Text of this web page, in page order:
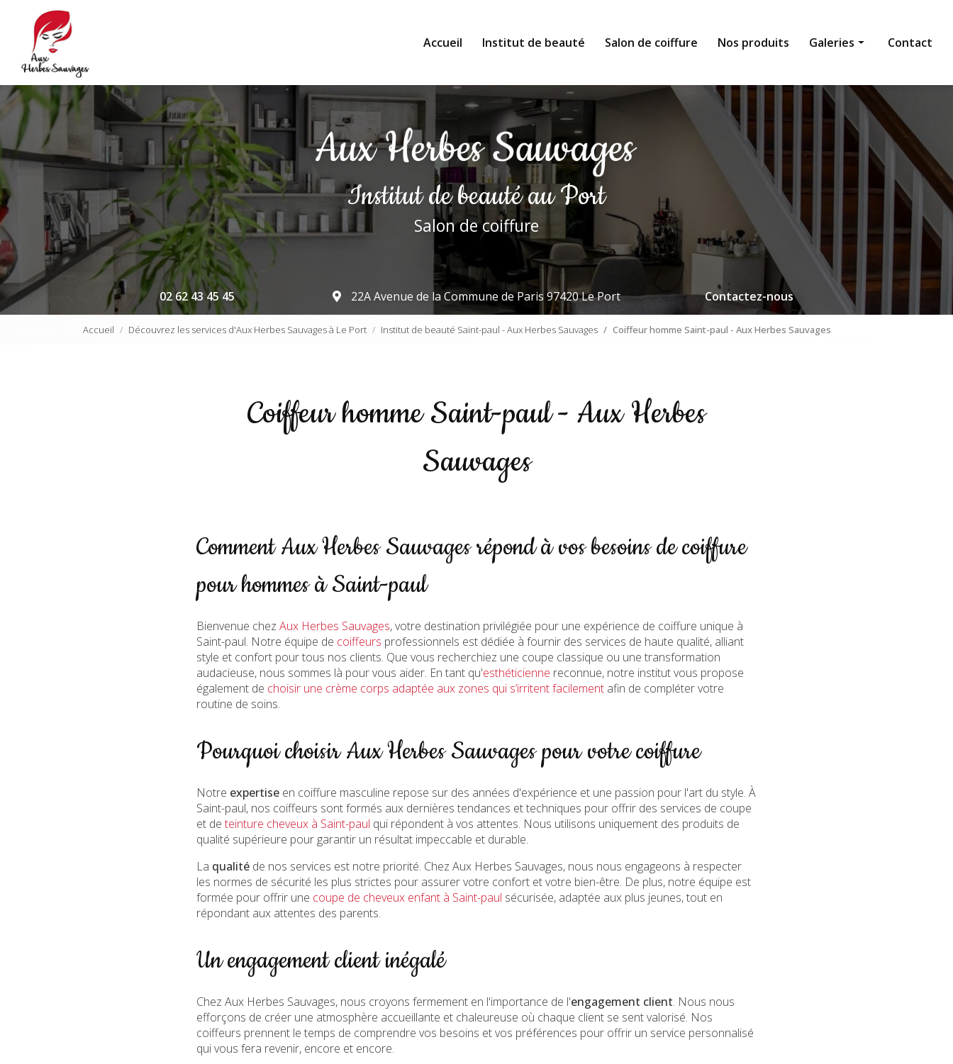
contenu
principal
Accueil Institut de beauté Salon de coiffure Nos produits Galeries
Institut de beauté
Salon de coiffure
Nos produits
Contact
Institut de beautéau Port
Salon de coiffure
02 62 43 45 45 22A Avenue de la Commune de Paris 97420 Le Port Contactez-nous
Accueil Découvrez les services d'Aux Herbes Sauvages à Le Port Institut de beauté Saint-paul - Aux Herbes Sauvages Coiffeur homme Saint-paul - Aux Herbes Sauvages
Coiffeur homme Saint-paul - Aux Herbes
Sauvages
Comment Aux Herbes Sauvages répond à vos besoins de coiffure
pour hommes à Saint-paul
Bienvenue chez Aux Herbes Sauvages, votre destination privilégiée pour une expérience de coiffure unique à
Saint-paul. Notre équipe de coiffeurs professionnels est dédiée à fournir des services de haute qualité, alliant
style et confort pour tous nos clients. Que vous recherchiez une coupe classique ou une transformation
audacieuse, nous sommes là pour vous aider. En tant qu'esthéticienne reconnue, notre institut vous propose
également de choisir une crème corps adaptée aux zones qui s’irritent facilement afin de compléter votre
routine de soins.
Pourquoi choisir Aux Herbes Sauvages pour votre coiffure
Notre expertise en coiffure masculine repose sur des années d'expérience et une passion pour l'art du style. À
Saint-paul, nos coiffeurs sont formés aux dernières tendances et techniques pour offrir des services de coupe
et de teinture cheveux à Saint-paul qui répondent à vos attentes. Nous utilisons uniquement des produits de
qualité supérieure pour garantir un résultat impeccable et durable.
La qualité de nos services est notre priorité. Chez Aux Herbes Sauvages, nous nous engageons à respecter
les normes de sécurité les plus strictes pour assurer votre confort et votre bien-être. De plus, notre équipe est
formée pour offrir une coupe de cheveux enfant à Saint-paul sécurisée, adaptée aux plus jeunes, tout en
répondant aux attentes des parents.
Un engagement client inégalé
Chez Aux Herbes Sauvages, nous croyons fermement en l'importance de l'engagement client. Nous nous
efforçons de créer une atmosphère accueillante et chaleureuse où chaque client se sent valorisé. Nos
coiffeurs prennent le temps de comprendre vos besoins et vos préférences pour offrir un service personnalisé
qui vous fera revenir, encore et encore.